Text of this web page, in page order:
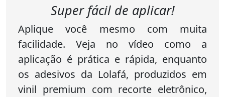
Super fácil de aplicar!
Aplique você mesmo com muita
facilidade. Veja no vídeo como a
aplicação é prática e rápida, enquanto
os adesivos da Lolafá, produzidos em
vinil premium com recorte eletrônico,